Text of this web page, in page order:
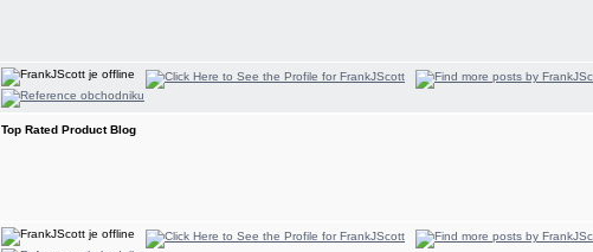
Top Rated Product Blog